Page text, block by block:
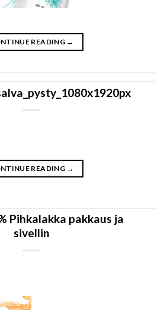
READING →
READING →
Pihkalakka pakkaus ja
sivellin